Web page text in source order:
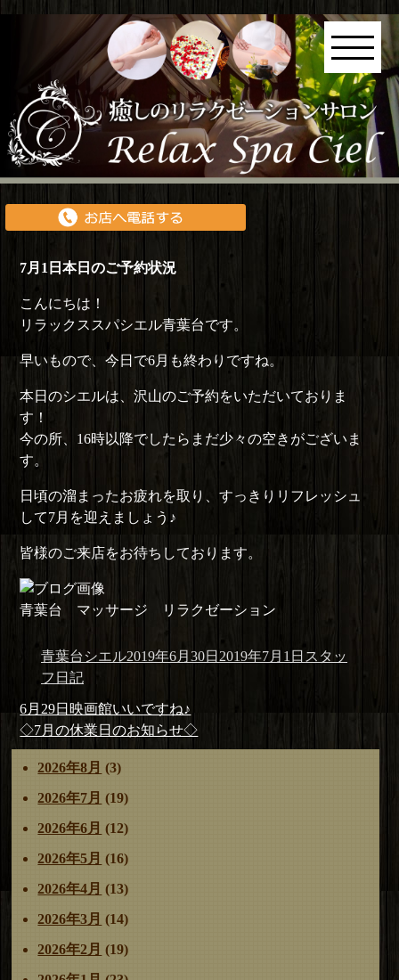
7月1日本日のご予約状況
こんにちは！
リラックススパシエル青葉台です。
早いもので、今日で6月も終わりですね。
本日のシエルは、沢山のご予約をいただいておりま
す！
今の所、16時以降でしたらまだ少々の空きがございま
す。
日頃の溜まったお疲れを取り、すっきりリフレッシュ
して7月を迎えましょう♪
皆様のご来店をお待ちしております。
青葉台 マッサージ リラクゼーション
投
稿
青葉台シエル投
2019年6月30日 2019年7月1日 カ
リ
スタッ
フ日記
投
稿
ナ
ビ
ゲ
シ
ョ
前
の
投
稿:
6月29日映画館いいですね♪
次
の
投
稿:
◇7月の休業日のお知らせ◇
2026年8月 (3)
2026年7月 (19)
2026年6月 (12)
2026年5月 (16)
2026年4月 (13)
2026年3月 (14)
2026年2月 (19)